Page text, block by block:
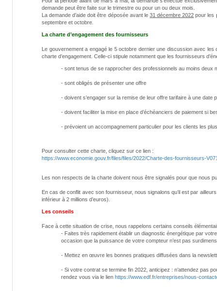
demande peut être faite sur le trimestre ou pour un ou deux mois.
La demande d’aide doit être déposée avant le 31 décembre 2022 pour les
septembre et octobre.
La charte d’engagement des fournisseurs
Le gouvernement a engagé le 5 octobre dernier une discussion avec les
charte d’engagement. Celle-ci stipule notamment que les fournisseurs
- sont tenus de se rapprocher des professionnels au moins deux
- sont obligés de présenter une offre
- doivent s’engager sur la remise de leur offre tarifaire à une
- doivent faciliter la mise en place d’échéanciers de paiement si
- prévoient un accompagnement particulier pour les clients les
Pour consulter cette charte, cliquez sur ce lien :
https://www.economie.gouv.fr/files/files/2022/Charte-des-fournisseurs-
Les non respects de la charte doivent nous être signalés pour que nous
En cas de conflit avec son fournisseur, nous signalons qu’il est par
inférieur à 2 millions d’euros).
Les conseils
Face à cette situation de crise, nous rappelons certains conseils
- Faites très rapidement établir un diagnostic énergétique par
occasion que la puissance de votre compteur n’est pas
- Mettez en œuvre les bonnes pratiques diffusées dans la
- Si votre contrat se termine fin 2022, anticipez : n’attendez pas
rendez vous via le lien https://www.edf.fr/entreprises/nous-